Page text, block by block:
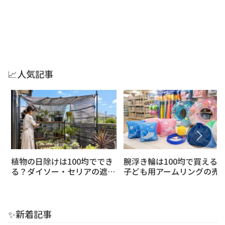
📈人気記事
植物の日除けは100均ででき
る？ダイソー・セリアの遮光
腕浮き輪は100均で買える？
子ども用アームリングの売
✨新着記事